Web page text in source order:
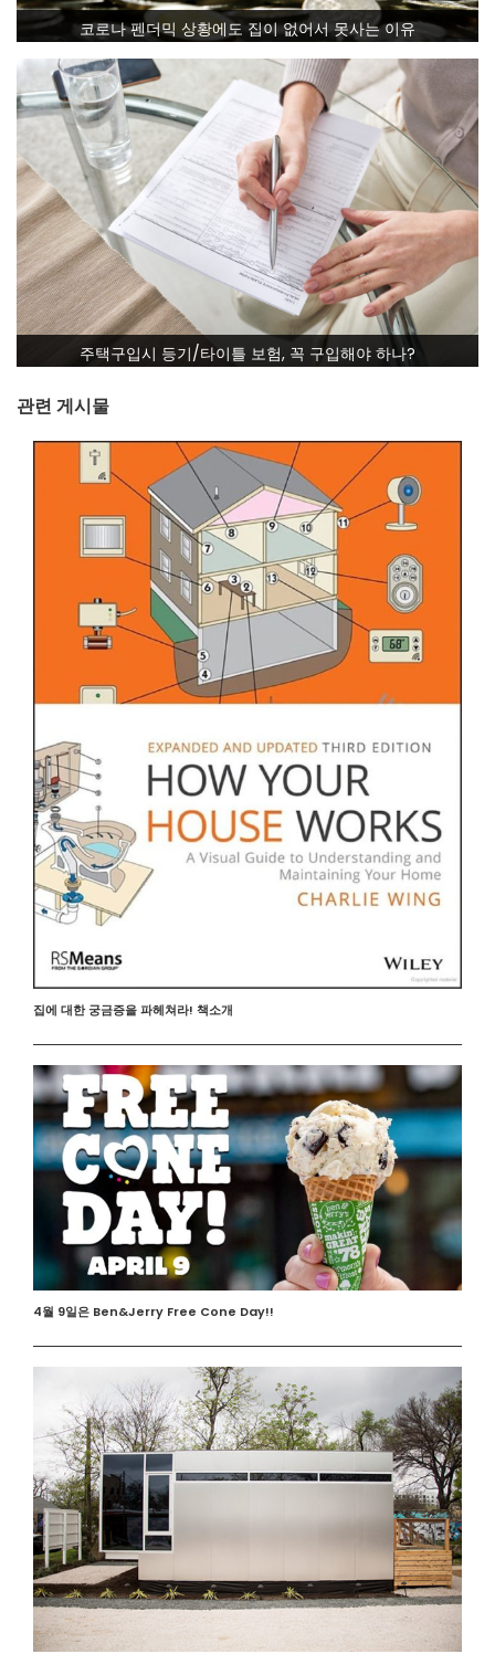
코로나 펜더믹 상황에도 집이 없어서 못사는 이유
주택구입시 등기/타이틀 보험, 꼭 구입해야 하나?
관련 게시물
집에 대한 궁금증을 파헤쳐라! 책소개
4월 9일은 Ben&Jerry Free Cone Day!!